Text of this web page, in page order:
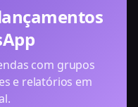
com grupos
e relatórios em